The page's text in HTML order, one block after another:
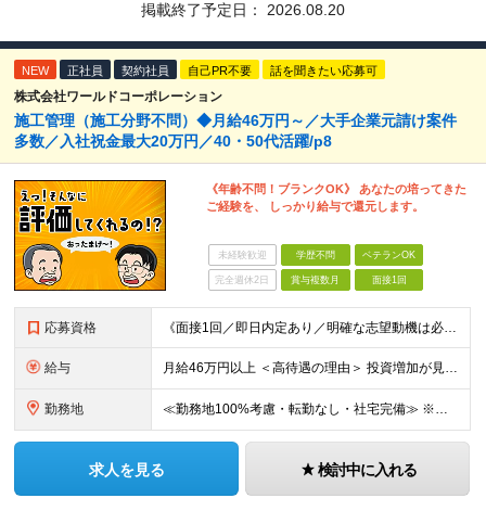
掲載終了予定日： 2026.08.20
NEW 正社員 契約社員 自己PR不要 話を聞きたい応募可
株式会社ワールドコーポレーション
施工管理（施工分野不問）◆月給46万円～／大手企業元請け案件
多数／入社祝金最大20万円／40・50代活躍/p8
《年齢不問！ブランクOK》 あなたの培ってきた
ご経験を、 しっかり給与で還元します。
未経験歓迎 学歴不問 ベテランOK
完全週休2日 賞与複数月 面接1回
応募資格 《面接1回／即日内定あり／明確な志望動機は必要なし》 ◆学歴・年齢不問 ◆建設業界での実務経験や設備設計（電気設備、空調・衛生設備）、土木設計（橋梁／トンネル・道路・造成／上下水道）などの業界経験者
給与 月給46万円以上 ＜高待遇の理由＞ 投資増加が見込まれる領域へ大きな強みを持つ当社には、大手建設会社の元請けの大型工事が多数寄せられます。そのため、施工管理として働く皆さんを、高待遇でお迎えすること
勤務地 ≪勤務地100%考慮・転勤なし・社宅完備≫ ※配属は全国のプロジェクト先 ※あなたの希望を考慮し、勤務地を決定します。 ※U・Iターン歓迎 ※出張面接も可能です！お住まいの近くに伺います。(応相談
求人を見る 検討中に入れる